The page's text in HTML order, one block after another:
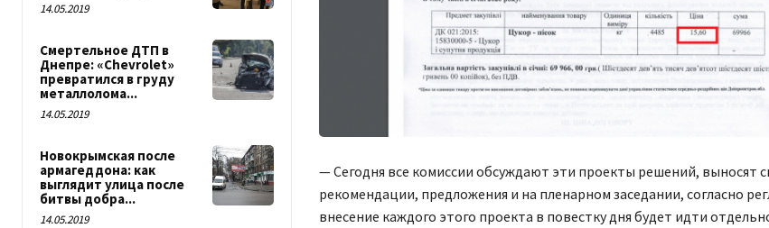
14.05.2019
Смертельное ДТП в
Днепре: «Сhevrolet»
превратился в груду
металлолома...
14.05.2019
Новокрымская после
армагеддона: как
выглядит улица после
битвы добра...
14.05.2019
— Сегодня все комиссии обсуждают эти проекты решений, выносят
рекомендации, предложения и на пленарном заседании, согласно
внесение каждого этого проекта в повестку дня будет идти